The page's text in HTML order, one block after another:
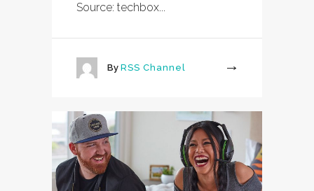
Source: techbox...
By RSS Channel
More